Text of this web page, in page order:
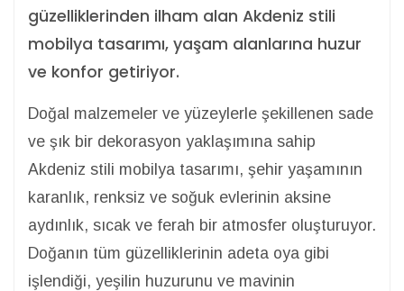
güzelliklerinden ilham alan Akdeniz stili
mobilya tasarımı, yaşam alanlarına huzur
ve konfor getiriyor.
Doğal malzemeler ve yüzeylerle şekillenen sade
ve şık bir dekorasyon yaklaşımına sahip
Akdeniz stili mobilya tasarımı, şehir yaşamının
karanlık, renksiz ve soğuk evlerinin aksine
aydınlık, sıcak ve ferah bir atmosfer oluşturuyor.
Doğanın tüm güzelliklerinin adeta oya gibi
işlendiği, yeşilin huzurunu ve mavinin